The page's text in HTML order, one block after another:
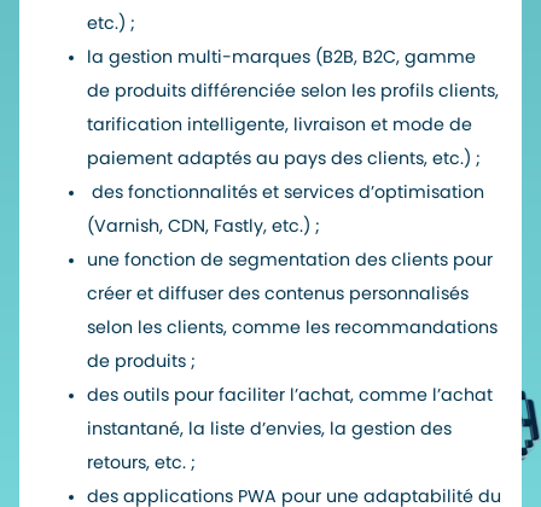
etc.) ;
la gestion multi-marques (B2B, B2C, gamme
de produits différenciée selon les profils clients,
tarification intelligente, livraison et mode de
paiement adaptés au pays des clients, etc.) ;
des fonctionnalités et services d’optimisation
(Varnish, CDN, Fastly, etc.) ;
une fonction de segmentation des clients pour
créer et diffuser des contenus personnalisés
selon les clients, comme les recommandations
de produits ;
des outils pour faciliter l’achat, comme l’achat
instantané, la liste d’envies, la gestion des
retours, etc. ;
des applications PWA pour une adaptabilité du